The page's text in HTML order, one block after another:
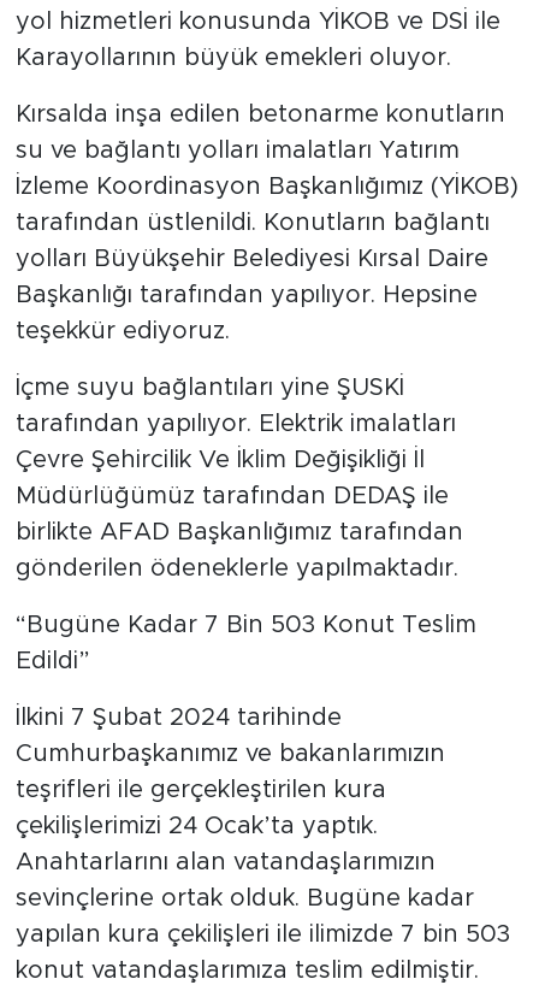
yol hizmetleri konusunda YİKOB ve DSİ ile
Karayollarının büyük emekleri oluyor.
Kırsalda inşa edilen betonarme konutların
su ve bağlantı yolları imalatları Yatırım
İzleme Koordinasyon Başkanlığımız (YİKOB)
tarafından üstlenildi. Konutların bağlantı
yolları Büyükşehir Belediyesi Kırsal Daire
Başkanlığı tarafından yapılıyor. Hepsine
teşekkür ediyoruz.
İçme suyu bağlantıları yine ŞUSKİ
tarafından yapılıyor. Elektrik imalatları
Çevre Şehircilik Ve İklim Değişikliği İl
Müdürlüğümüz tarafından DEDAŞ ile
birlikte AFAD Başkanlığımız tarafından
gönderilen ödeneklerle yapılmaktadır.
“Bugüne Kadar 7 Bin 503 Konut Teslim
Edildi”
İlkini 7 Şubat 2024 tarihinde
Cumhurbaşkanımız ve bakanlarımızın
teşrifleri ile gerçekleştirilen kura
çekilişlerimizi 24 Ocak’ta yaptık.
Anahtarlarını alan vatandaşlarımızın
sevinçlerine ortak olduk. Bugüne kadar
yapılan kura çekilişleri ile ilimizde 7 bin 503
konut vatandaşlarımıza teslim edilmiştir.